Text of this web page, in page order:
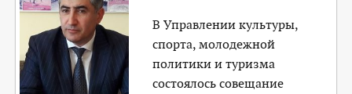
В Управлении культуры,
спорта, молодежной
политики и туризма
состоялось совещание